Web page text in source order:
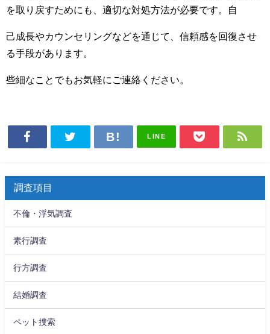
を取り戻すためにも、適切な対処方法が必要です。自
己成長やカウンセリングなどを通じて、信頼感を回復させ
る手段があります。
些細なことでもお気軽にご連絡ください。
LINE
調査項目
不倫・浮気調査
素行調査
行方調査
結婚調査
ペット捜索